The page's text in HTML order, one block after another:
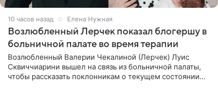
10 часов назад Елена Нужная
Возлюбленный Лерчек показал блогершу в
больничной палате во время терапии
Возлюбленный Валерии Чекалиной (Лерчек) Луис
Сквиччиарини вышел на связь из больничной палаты,
чтобы рассказать поклонникам о текущем состоянии